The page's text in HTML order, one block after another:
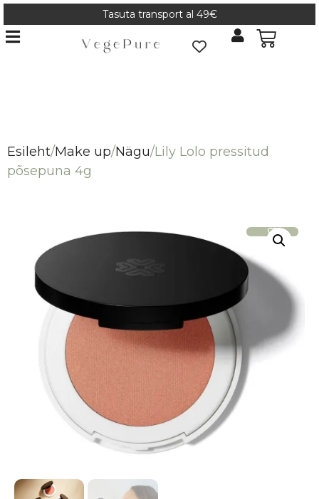
Tasuta transport al 49€
Esileht/Make up/Nägu/Lily Lolo pressitud
põsepuna 4g